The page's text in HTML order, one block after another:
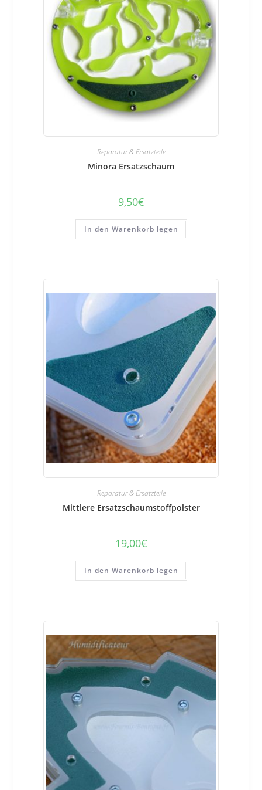
Reparatur & Ersatzteile
Minora Ersatzschaum
9,50€
In den Warenkorb legen
Reparatur & Ersatzteile
Mittlere Ersatzschaumstoffpolster
19,00€
In den Warenkorb legen